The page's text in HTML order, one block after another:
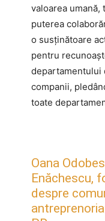
valoarea umană,
puterea
o susținătoare
pentru
departamentului
companii,
toate
Oana
Enăchescu,
despre